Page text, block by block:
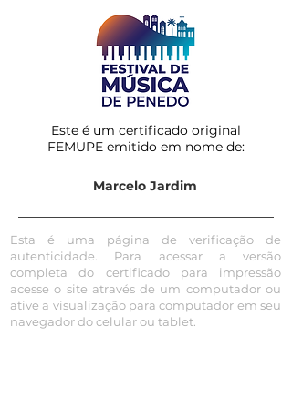
Este é um certificado original
FEMUPE emitido em nome de:
Marcelo Jardim
Esta é uma página de verificação de
autenticidade. Para acessar a versão
completa do certificado para impressão
acesse o site através de um computador ou
ative a visualização para computador em seu
navegador do celular ou tablet.